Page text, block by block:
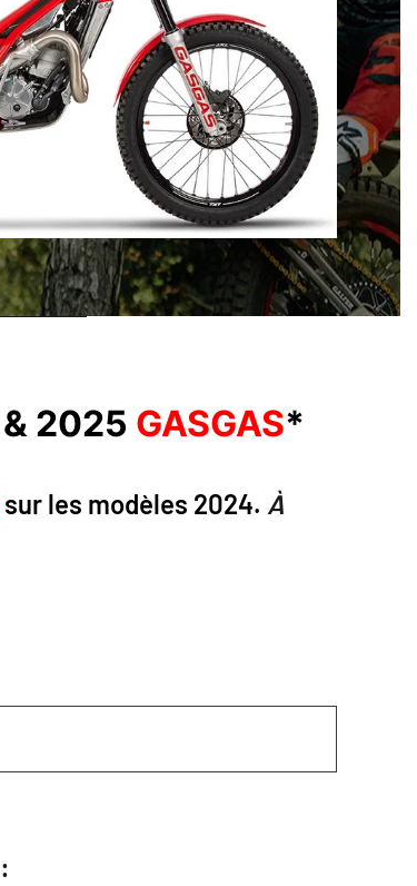
2025 GASGAS*
sur les modèles 2024. À